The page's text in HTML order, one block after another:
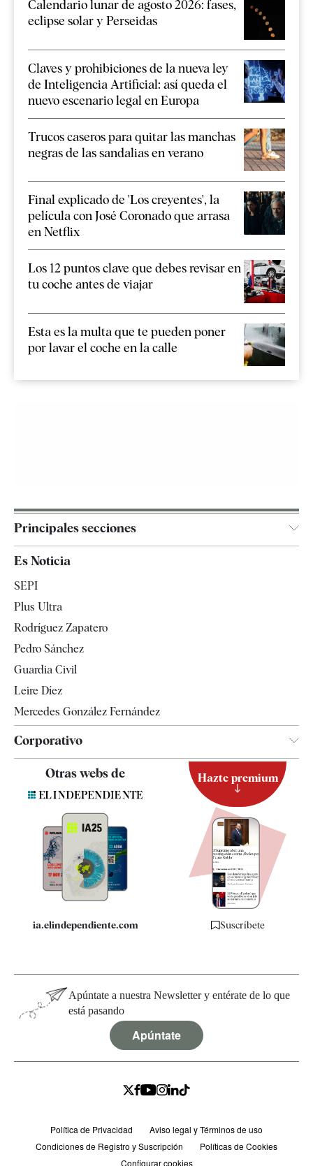
Calendario lunar de agosto 2026: fases,
eclipse solar y Perseidas
Claves y prohibiciones de la nueva ley
de Inteligencia Artificial: así queda el
nuevo escenario legal en Europa
Trucos caseros para quitar las manchas
negras de las sandalias en verano
Final explicado de 'Los creyentes', la
película con José Coronado que arrasa
en Netflix
Los 12 puntos clave que debes revisar en
tu coche antes de viajar
Esta es la multa que te pueden poner
por lavar el coche en la calle
Principales secciones
España
Televisión
Es Noticia
SEPI
Plus Ultra
Rodríguez Zapatero
Pedro Sánchez
Guardia Civil
Leire Díez
Mercedes González Fernández
Corporativo
Contacto
Quiénes somos
Especificaciones
Otras webs de
ia.elindependiente.com
Hazte premium
Suscríbete
Apúntate a nuestra Newsletter y entérate de lo que
está pasando
Apúntate
Política de Privacidad
Aviso legal y Términos de uso
Condiciones de Registro y Suscripción
Políticas de Cookies
Configurar cookies